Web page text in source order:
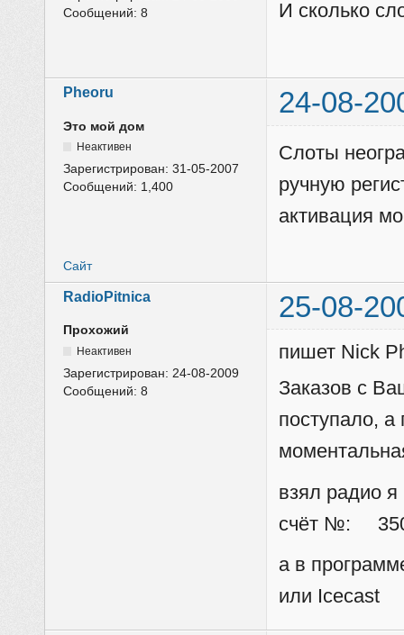
Сообщений:8
И сколько
Pheoru 24-08-
Это мой дом
Неактивен
Зарегистрирован:31-05-2007
Сообщений: 1,400
Слоты
ручную
активация
Сайт
RadioPitnica 25-08-
Прохожий
Неактивен
Зарегистрирован: 24-08-2009
Сообщений:8
пишет Nick
Заказов с
поступало, а
взял радио
счёт №:
а в
или Icecast